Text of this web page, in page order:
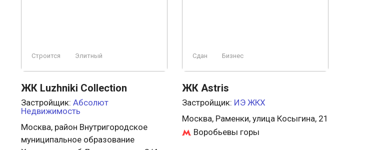
Строится Элитный
ЖК Luzhniki Collection
Застройщик: Абсолют
Недвижимость
Москва, район Внутригородское
муниципальное образование
Сдан Бизнес
ЖК Astris
Застройщик: ИЭ ЖКХ
Москва, Раменки, улица Косыгина, 21
Воробьевы горы